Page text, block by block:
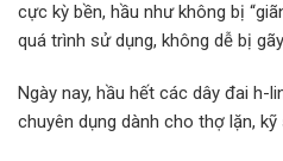
cực kỳ bền, hầu như không bị
quá trình sử dụng, không dễ bị
Ngày nay, hầu hết các dây đai h-
chuyên dụng dành cho thợ lặn,